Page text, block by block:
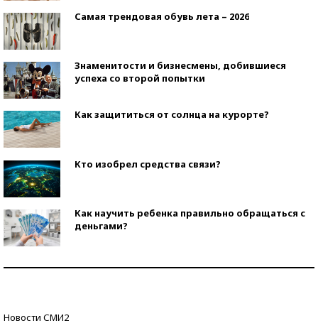
Самая трендовая обувь лета – 2026
Знаменитости и бизнесмены, добившиеся
успеха со второй попытки
Как защититься от солнца на курорте?
Кто изобрел средства связи?
Как научить ребенка правильно обращаться с
деньгами?
Новости СМИ2